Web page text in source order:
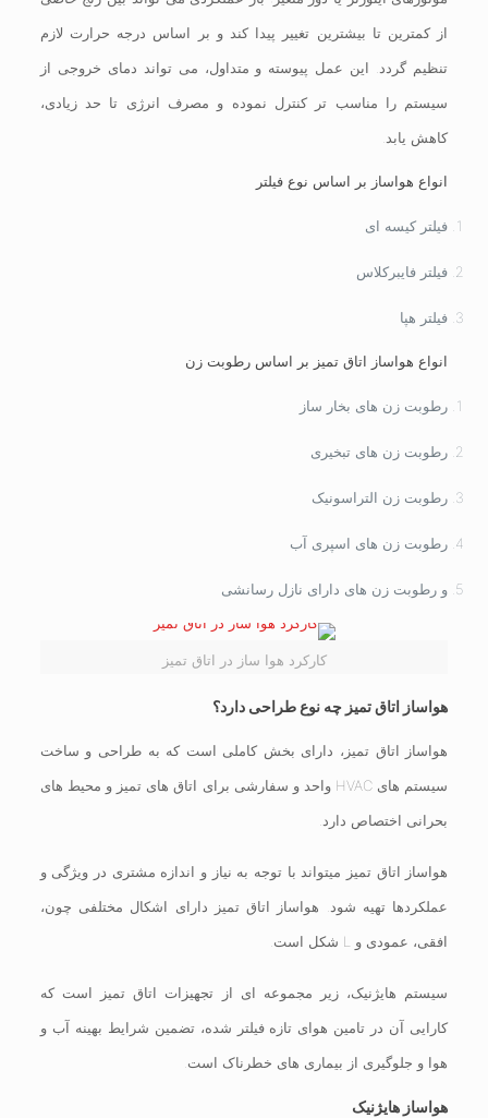
از کمترین تا بیشترین تغییر پیدا کند و بر اساس درجه حرارت لازم
تنظیم گردد. این عمل پیوسته و متداول، می تواند دمای خروجی از
سیستم را مناسب تر کنترل نموده و مصرف انرژی تا حد زیادی،
کاهش یابد.
انواع هواساز بر اساس نوع فیلتر
فیلتر کیسه ای
فیلتر فایبرکلاس
فیلتر هپا
انواع هواساز اتاق تمیز بر اساس رطوبت زن
رطوبت زن های بخار ساز
رطوبت زن های تبخیری
رطوبت زن التراسونیک
رطوبت زن های اسپری آب
و رطوبت زن های دارای نازل رسانشی
کارکرد هوا ساز در اتاق تمیز
هواساز اتاق تمیز چه نوع طراحی دارد؟
هواساز اتاق تمیز، دارای بخش کاملی است که به طراحی و ساخت
سیستم های HVAC واحد و سفارشی برای اتاق های تمیز و محیط های
بحرانی اختصاص دارد.
هواساز اتاق تمیز میتواند با توجه به نیاز و اندازه مشتری در ویژگی و
عملکردها تهیه شود. هواساز اتاق تمیز دارای اشکال مختلفی چون،
افقی، عمودی و L شکل است.
سیستم هایژنیک، زیر مجموعه ای از تجهیزات اتاق تمیز است که
کارایی آن در تامین هوای تازه فیلتر شده، تضمین شرایط بهینه آب و
هوا و جلوگیری از بیماری های خطرناک است.
هواساز هایژنیک